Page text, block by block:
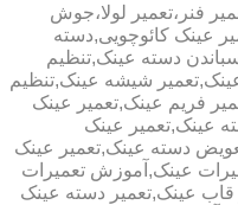
فنر،تعمیر لولا،جوش
عینک کائوچویی,دسته
دسته عینک,تنظیم
شیشه عینک,تنظیم
فریم عینک,تعمیر عینک
عینک,تعمیر عینک
دسته عینک,تعمیر عینک
عینک,آموزش تعمیرات
قاب عینک,تعمیر دسته عینک